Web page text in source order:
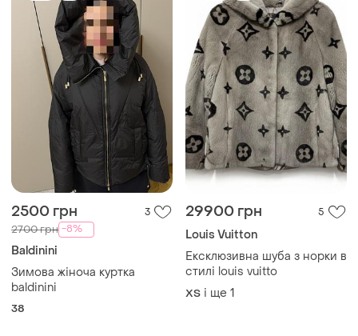
2500 грн 3
2700 грн -8%
Baldinini
Зимова жіноча куртка
baldinini
38
29900 грн 5
Louis Vuitton
Ексклюзивна шуба з норки в
стилі louis vuitto
ХS і ще 1